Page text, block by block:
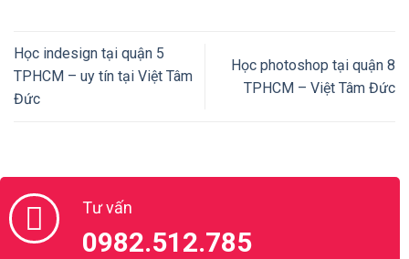
Học indesign tại quận 5
TPHCM – uy tín tại Việt Tâm
Đức
Học photoshop tại quận 8
TPHCM – Việt Tâm Đức
Tư vấn
0982.512.785